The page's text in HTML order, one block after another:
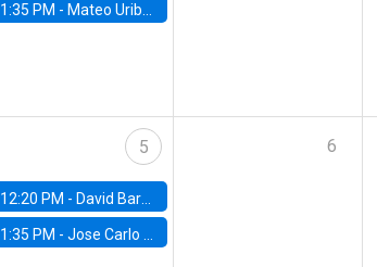
1:35 PM - Mateo Uribe-Castro, Universidad de los Andes (Colombia)
5
12:20 PM - David Bardey, Universidad de los Andes - CEDE
1:35 PM -Jose Carlo Bermudez, UC (ME) & World Bank
6